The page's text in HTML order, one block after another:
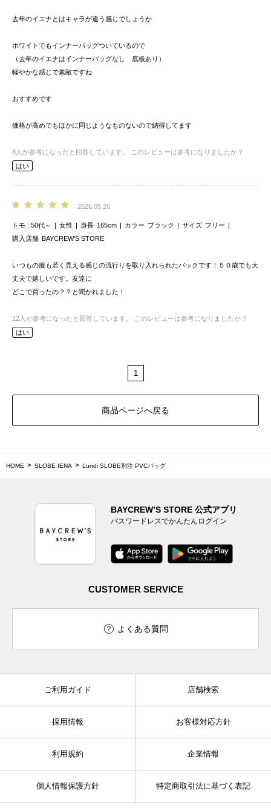
去年のイエナとはキャラが違う感じでしょうか
ホワイトでもインナーバッグついているので
（去年のイエナはインナーバッグなし 底板あり）
軽やかな感じで素敵ですね
おすすめです
価格が高めでもほかに同じようなものないので納得してます
8 人が参考になったと回答しています。
このレビューは参考になりましたか？
はい
2026.05.26
トモ 50代～ 女性 身長 165cm カラー ブラック サイズ フリー
購入店舗 BAYCREW’S STORE
いつもの服も若く見える感じの流行りを取り入れられたバックです！５０歳でも大
丈夫で嬉しいです。友達に
どこで買ったの？？と聞かれました！
12 人が参考になったと回答しています。
このレビューは参考になりましたか？
はい
1
商品ページへ戻る
HOME SLOBE IENA Lundi SLOBE別注 PVCバッグ
BAYCREW’S STORE 公式アプリ
パスワードレスでかんたんログイン
CUSTOMER SERVICE
よくある質問
ご利用ガイド 店舗検索
採用情報 お客様対応方針
利用規約 企業情報
個人情報保護方針 特定商取引法に基づく表記